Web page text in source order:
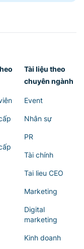
Tài liệu theo
chuyên ngành
Event
Nhân sự
PR
Tài chính
Tai lieu CEO
Marketing
Digital
marketing
Kinh doanh